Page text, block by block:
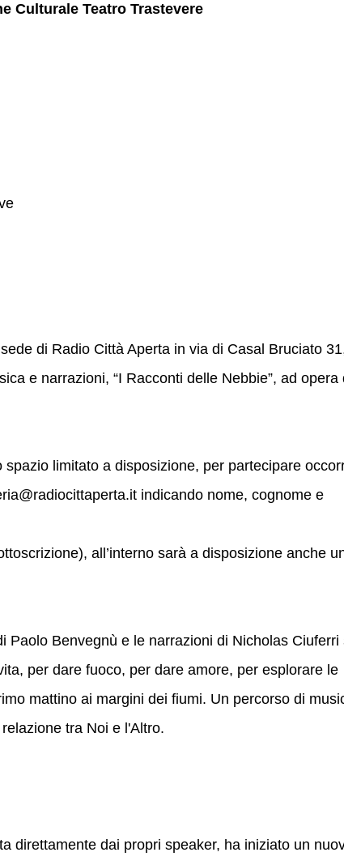
Culturale Teatro Trastevere
di Radio Città Aperta in via di Casal Bruciato
e narrazioni, “I Racconti delle Nebbie”, ad opera
limitato a disposizione, per partecipare
indicando nome, cognome e
all’interno sarà a disposizione anche
Paolo Benvegnù e le narrazioni di Nicholas Ciuferri
per dare fuoco, per dare amore, per esplorare le
mattino ai margini dei fiumi. Un percorso di
tra Noi e l'Altro.
direttamente dai propri speaker, ha iniziato un